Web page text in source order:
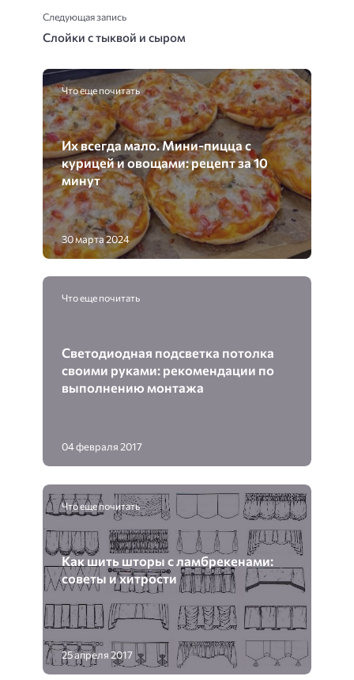
Следующая запись
Слойки с тыквой и сыром
Что еще почитать
Их всегда мало. Мини-пицца с
курицей и овощами: рецепт за 10
минут
30 марта 2024
Что еще почитать
Светодиодная подсветка потолка
своими руками: рекомендации по
выполнению монтажа
04 февраля 2017
Что еще почитать
Как шить шторы с ламбрекенами:
советы и хитрости
25 апреля 2017